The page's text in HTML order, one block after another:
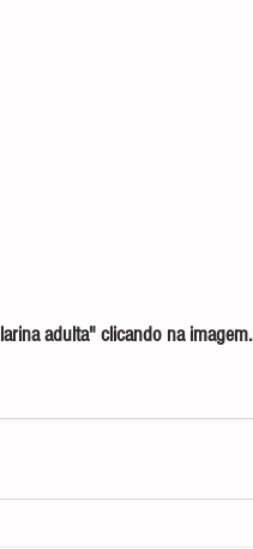
adulta" clicando na imagem.